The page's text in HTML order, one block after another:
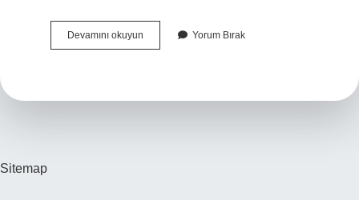
Devamını okuyun
Tam
Yorum Bırak
Sitemap